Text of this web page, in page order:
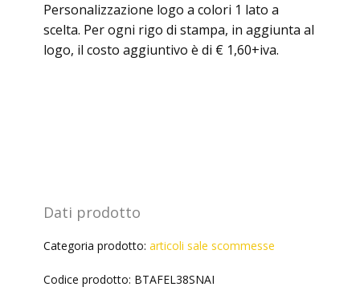
Personalizzazione logo a colori 1 lato a
scelta. Per ogni rigo di stampa, in aggiunta al
logo, il costo aggiuntivo è di € 1,60+iva.
Dati prodotto
Categoria prodotto: articoli sale scommesse
Codice prodotto: BTAFEL38SNAI